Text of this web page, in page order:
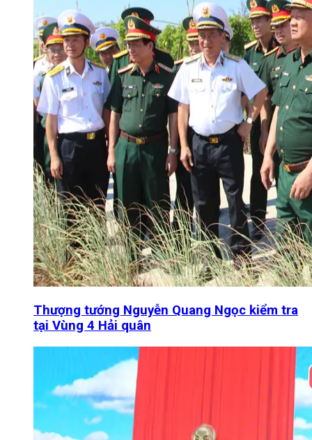
Thượng tướng Nguyễn Quang Ngọc kiểm tra
tại Vùng 4 Hải quân